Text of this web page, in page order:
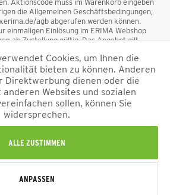
Aktionscode muss im Warenkorb eingeben
die Allgemeinen Geschäftsbedingungen,
agb abgerufen werden können.
einmaligen Einlösung im ERIMA Webshop
ab Zustellung gültig. Das Angebot gilt
sind vom Rabatt ausgeschlossen. Der
anderen Aktionen oder Gutscheinen
Mindestbestellwert beträgt 50 €
sich inkl. Mehrwertsteuer und zzgl.
Nachnahmegebühren, wenn nicht anders
beschrieben.
vorbehalten © 2026
Cookies, um Ihnen die
bieten zu können. Anderen
Direktwerbung dienen oder die
Websites und sozialen
sollen, können Sie
widersprechen.